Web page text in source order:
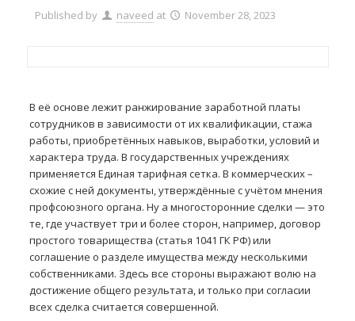
Published by naveed at November 28, 2023
В её основе лежит ранжирование заработной платы
сотрудников в зависимости от их квалификации, стажа
работы, приобретённых навыков, выработки, условий и
характера труда. В государственных учреждениях
применяется Единая тарифная сетка. В коммерческих –
схожие с ней документы, утверждённые с учётом мнения
профсоюзного органа. Ну а многосторонние сделки — это
те, где участвует три и более сторон, например, договор
простого товарищества (статья 1041 ГК РФ) или
соглашение о разделе имущества между несколькими
собственниками. Здесь все стороны выражают волю на
достижение общего результата, и только при согласии
всех сделка считается совершенной.